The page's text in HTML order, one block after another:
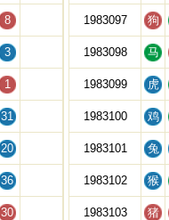
8
3
1
31
20
36
30
1983097 狗
1983098 马
1983099 虎
1983100 鸡
1983101 兔
1983102 猴
1983103 猪